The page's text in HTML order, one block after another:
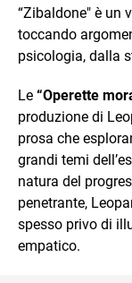
“Zibaldone" è un
toccando
psicologia, dalla
Le “Operette
produzione di
prosa che
grandi temi
natura del
penetrante,
spesso privo di
empatico.